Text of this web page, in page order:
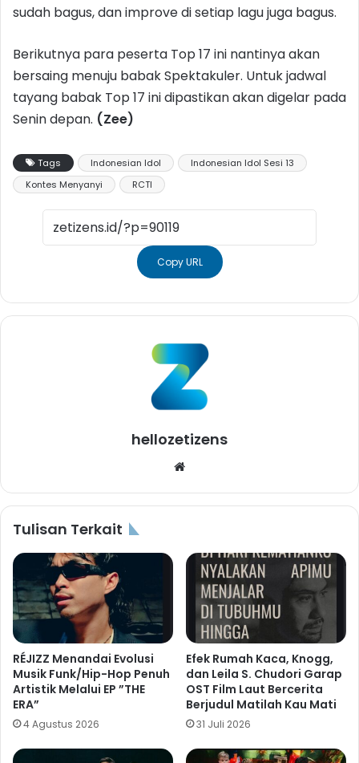
sudah bagus, dan improve di setiap lagu juga bagus.
Berikutnya para peserta Top 17 ini nantinya akan
bersaing menuju babak Spektakuler. Untuk jadwal
tayang babak Top 17 ini dipastikan akan digelar pada
Senin depan. (Zee)
Tags Indonesian Idol
Indonesian Idol Sesi 13
Kontes Menyanyi
RCTI
Copy URL
hellozetizens
Tulisan Terkait
RÉJIZZ Menandai Evolusi
Musik Funk/Hip-Hop Penuh
Artistik Melalui EP ”THE
ERA”
4 Agustus 2026
Efek Rumah Kaca, Knogg,
dan Leila S. Chudori Garap
OST Film Laut Bercerita
Berjudul Matilah Kau Mati
31 Juli 2026